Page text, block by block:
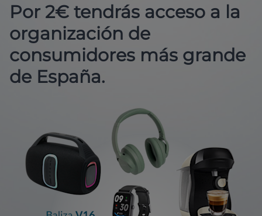
Por 2€ tendrás acceso a la
organización de
consumidores más grande
de España.